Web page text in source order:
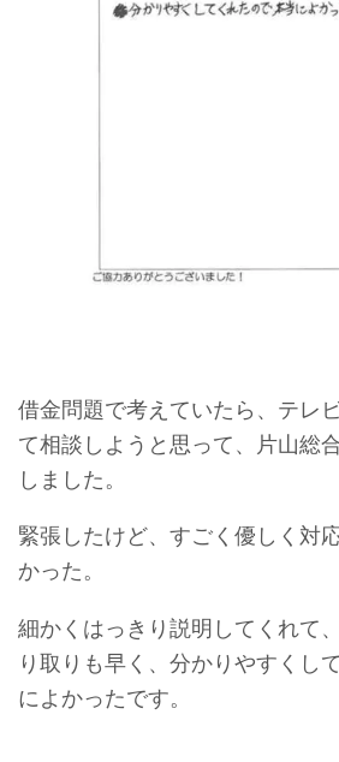
借金問題で考えていたら、テレ
て相談しようと思って、片山総
しました。
緊張したけど、すごく優しく対
かった。
細かくはっきり説明してくれて
り取りも早く、分かりやすくし
によかったです。